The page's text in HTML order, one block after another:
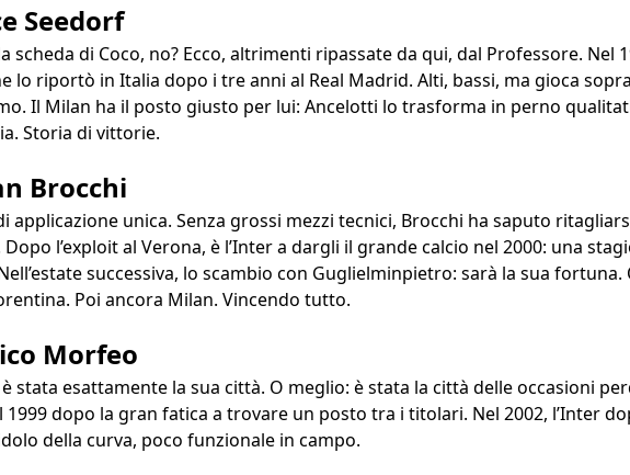
Seedorf
scheda di Coco, no? Ecco, altrimenti ripassate da qui, dal Professore. Nel
lo riportò in Italia dopo i tre anni al Real Madrid. Alti, bassi, ma gioca
Il Milan ha il posto giusto per lui: Ancelotti lo trasforma in perno
Storia di vittorie.
Brocchi
applicazione unica. Senza grossi mezzi tecnici, Brocchi ha saputo
l’exploit al Verona, è l’Inter a dargli il grande calcio nel 2000: una
successiva, lo scambio con Guglielminpietro: sarà la sua fortuna.
Poi ancora Milan. Vincendo tutto.
Morfeo
stata esattamente la sua città. O meglio: è stata la città delle occasioni
dopo la gran fatica a trovare un posto tra i titolari. Nel 2002, l’Inter
della curva, poco funzionale in campo.